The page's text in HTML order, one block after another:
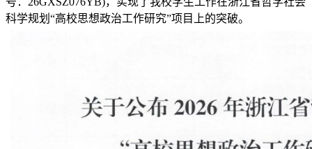
科学规划“高校思想政治工作研究”项目上的突破。